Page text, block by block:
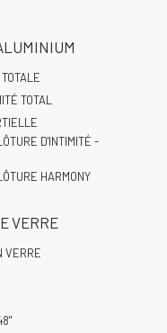
TOTAL
D'INTIMITÉ -
HARMONY
VERRE
VERRE